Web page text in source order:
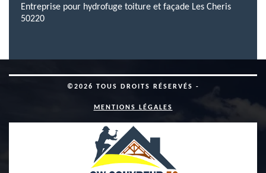
Entreprise pour hydrofuge toiture et façade Les Cheris
50220
©2026 TOUS DROITS RÉSERVÉS -
MENTIONS LÉGALES